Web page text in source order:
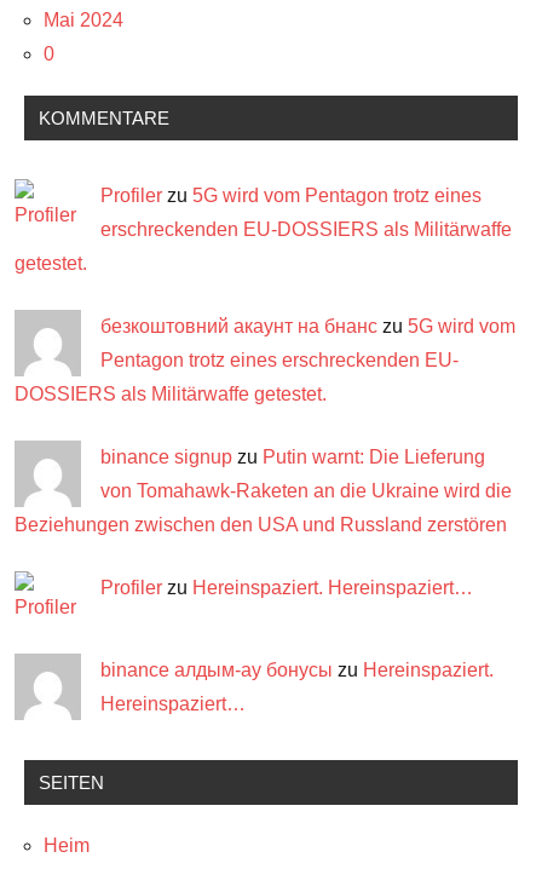
Mai 2024
0
KOMMENTARE
Profiler zu 5G wird vom Pentagon trotz eines
erschreckenden EU-DOSSIERS als Militärwaffe
getestet.
безкоштовний акаунт на бнанс zu 5G wird vom
Pentagon trotz eines erschreckenden EU-
DOSSIERS als Militärwaffe getestet.
binance signup zu Putin warnt: Die Lieferung
von Tomahawk-Raketen an die Ukraine wird die
Beziehungen zwischen den USA und Russland zerstören
Profiler zu Hereinspaziert. Hereinspaziert…
binance алдым-ау бонусы zu Hereinspaziert.
Hereinspaziert…
SEITEN
Heim